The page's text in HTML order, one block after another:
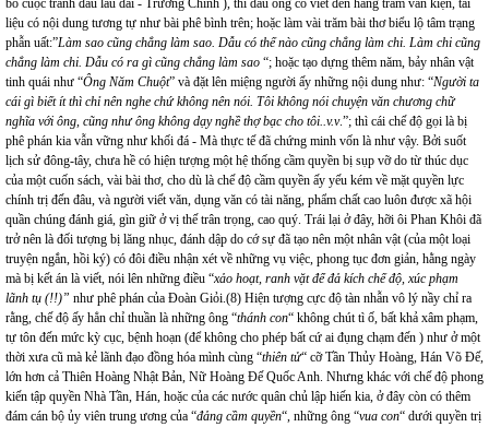
bỏ cuộc tranh đấu lâu dài - Trường Chinh ), thì dẫu ông có viết đến hằng trăm văn kiện, tài
liệu có nội dung tương tự như bài phê bình trên; hoặc làm vài trăm bài thơ biểu lộ tâm trạng
phẫn uất:”Làm sao cũng chẳng làm sao. Dẫu có thế nào cũng chẳng làm chi. Làm chi cũng
chẳng làm chi. Dẫu có ra gì cũng chẳng làm sao “; hoặc tạo dựng thêm năm, bảy nhân vật
tinh quái như “Ông Năm Chuột” và đặt lên miệng người ấy những nội dung như: “Người ta
cái gì biết ít thì chỉ nên nghe chứ không nên nói. Tôi không nói chuyện văn chương chữ
nghĩa với ông, cũng như ông không dạy nghề thợ bạc cho tôi..v.v.”; thì cái chế độ gọi là bị
phê phán kia vẫn vững như khối đá - Mà thực tế đã chứng minh vốn là như vậy. Bởi suốt
lịch sử đông-tây, chưa hề có hiện tượng một hệ thống cầm quyền bị sụp vỡ do từ thúc dục
của một cuốn sách, vài bài thơ, cho dù là chế độ cầm quyền ấy yếu kém về mặt quyền lực
chính trị đến đâu, và người viết văn, dụng văn có tài năng, phẩm chất cao luôn được xã hội
quần chúng đánh giá, gìn giữ ở vị thế trân trọng, cao quý. Trái lại ở đây, hỡi ôi Phan Khôi đã
trở nên là đối tượng bị lăng nhục, đánh dập do cớ sự đã tạo nên một nhân vật (của một loại
truyện ngắn, hồi ký) có đôi điều nhận xét về những vụ việc, phong tục đơn giản, hằng ngày
mà bị kết án là viết, nói lên những điều “xảo hoạt, ranh vặt để đả kích chế độ, xúc phạm
lãnh tụ (!!)” như phê phán của Đoàn Giỏi.(8) Hiện tượng cực độ tàn nhẫn vô lý nầy chỉ ra
rằng, chế độ ấy hẳn chỉ thuần là những ông “thánh con“ không chút tì ố, bất khả xâm phạm,
tự tôn đến mức kỳ cục, bệnh hoạn (để không cho phép bất cứ ai đụng chạm đến ) như ở một
thời xưa cũ mà kẻ lãnh đạo đồng hóa mình cùng “thiên tử“ cỡ Tần Thủy Hoàng, Hán Võ Đế,
lớn hơn cả Thiên Hoàng Nhật Bản, Nữ Hoàng Đế Quốc Anh. Nhưng khác với chế độ phong
kiến tập quyền Nhà Tần, Hán, hoặc của các nước quân chủ lập hiến kia, ở đây còn có thêm
đám cán bộ ủy viên trung ương của “đảng cầm quyền“, những ông “vua con“ dưới quyền trị